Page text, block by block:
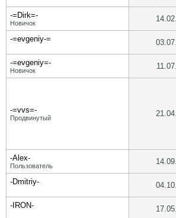
-=Dirk=-
Новичок
-=evgeniy-=
-=evgeniy=-
Новичок
-=vvs=-
Продвинутый
-Alex-
Пользователь
-Dmitriy-
-IRON-